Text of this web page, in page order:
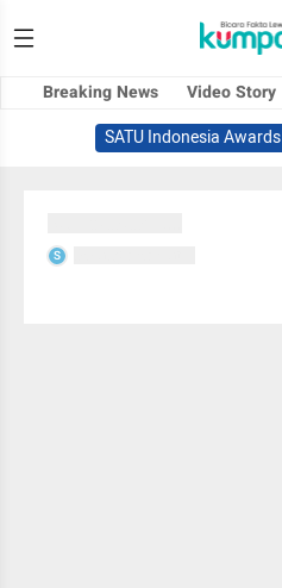
Breaking News Video Story
SATU Indonesia Awards
S